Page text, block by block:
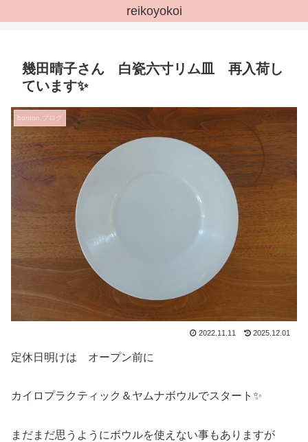
reikoyokoi
幾田晴子さん 白瓷六寸リム皿 再入荷し
ています✨
bonton.ブログ
2022.11.11 2025.12.01
定休日明けは オープン前に
カイロプラクティック＆ヤムナボウルでスタート✨
まだまだ思うようにボウルを使えない事もありますが